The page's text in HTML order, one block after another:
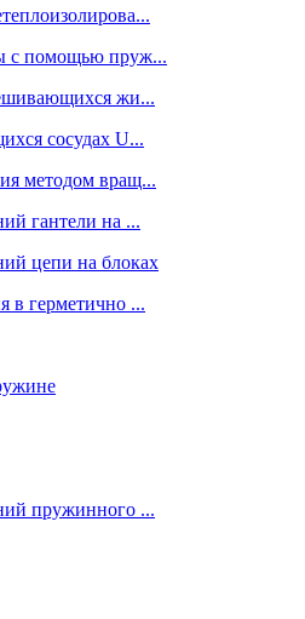
с помощью пруж...
жи...
сосудах U...
методом вращ...
гантели на ...
цепи на блоках
в герметично ...
пружинного ...